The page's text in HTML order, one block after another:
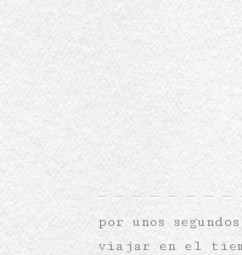
por unos
viajar en el